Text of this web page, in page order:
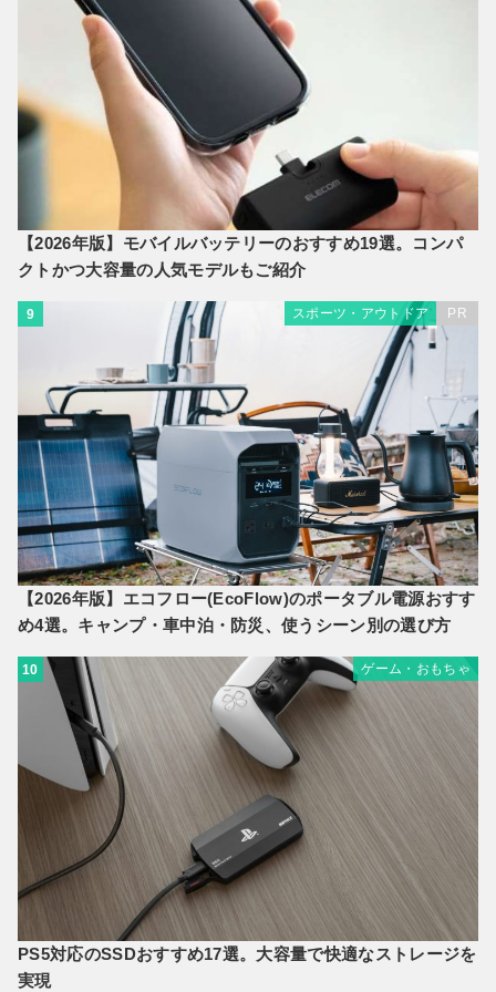
【2026年版】モバイルバッテリーのおすすめ19選。コンパ
クトかつ大容量の人気モデルもご紹介
9 スポーツ・アウトドア PR
【2026年版】エコフロー(EcoFlow)のポータブル電源おすす
め4選。キャンプ・車中泊・防災、使うシーン別の選び方
10 ゲーム・おもちゃ
PS5対応のSSDおすすめ17選。大容量で快適なストレージを
実現